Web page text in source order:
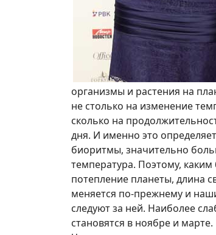
организмы и растения на
не столько на изменение
сколько на
дня. И именно это
биоритмы, значительно
температура. Поэтому,
потепление планеты, длина
меняется по-прежнему и
следуют за ней. Наиболее
становятся в ноябре и марте.